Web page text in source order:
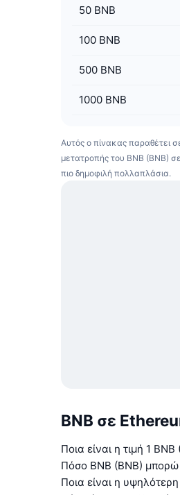
50 BNB
100 BNB
500 BNB
1000 BNB
Αυτός ο πίνακας παραθέτει
μετατροπής του BNB (BNB)
πιο δημοφιλή πολλαπλάσια.
BNB σε
Ποια είναι η τιμή 1
Πόσο BNB (BNB)
Ποια είναι η